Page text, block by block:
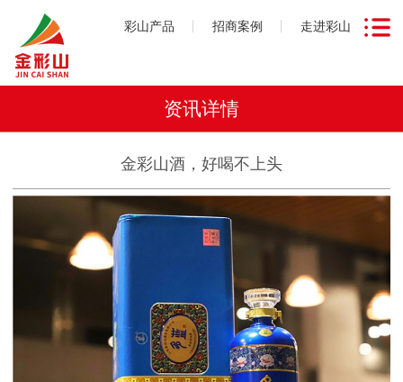
彩山产品 招商案例 走进彩山
资讯详情
金彩山酒，好喝不上头